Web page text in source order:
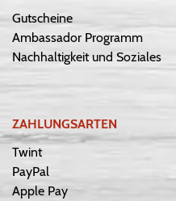
Gutscheine
Ambassador Programm
Nachhaltigkeit und Soziales
ZAHLUNGSARTEN
Twint
PayPal
Apple Pay